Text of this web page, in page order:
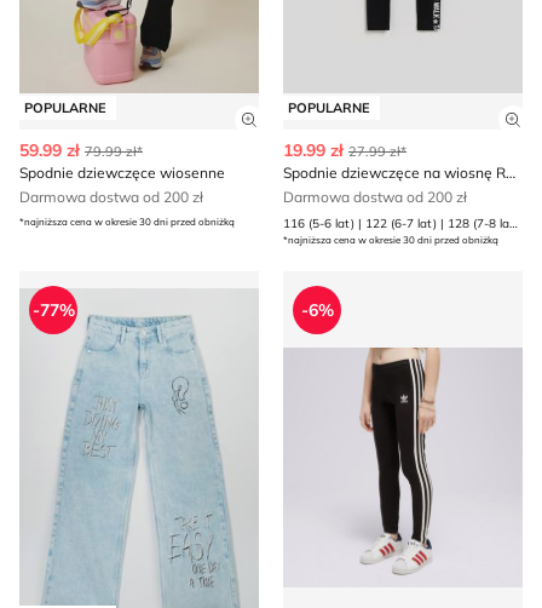
POPULARNE
Zobacz szczegóły produktu
59.99 zł 79.99 zł*
Spodnie dziewczęce wiosenne
Darmowa dostwa od 200 zł
*najniższa cena w okresie 30 dni przed obniżką
POPULARNE
19.99 zł 27.99 zł*
Spodnie dziewczęce na wiosnę Reserved
Darmowa dostwa od 200 zł
116 (5-6 lat) | 122 (6-7 lat) | 128 (7-8 lat) | 134 (8 lat) | 140 (9 lat) | 146 (10 lat) | 152 (11 lat) | 158 (12 lat) | 164 (13 lat)
*najniższa cena w okresie 30 dni przed obniżką
Spodnie dziewczęce na wiosnę Reporter
-77%
Spodnie dziewczęce
-6%